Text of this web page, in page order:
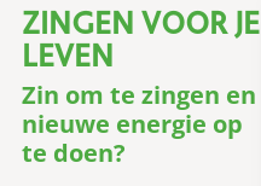
ZINGEN VOOR JE
LEVEN
Zin om te zingen en
nieuwe energie op
te doen?